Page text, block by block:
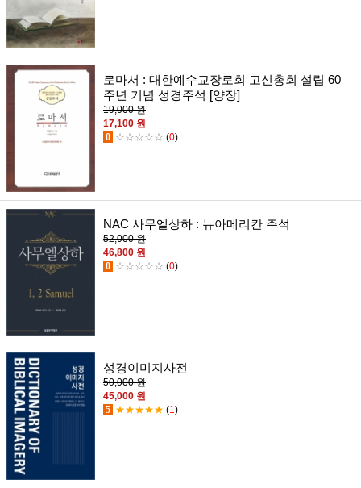
로마서 : 대한예수교장로회 고신총회 설립 60
주년 기념 성경주석 [양장]
19,000 원
17,100 원
0 ☆☆☆☆☆ (0)
NAC 사무엘상하 : 뉴아메리칸 주석
52,000 원
46,800 원
0 ☆☆☆☆☆ (0)
성경이미지사전
50,000 원
45,000 원
5 ★★★★★ (1)